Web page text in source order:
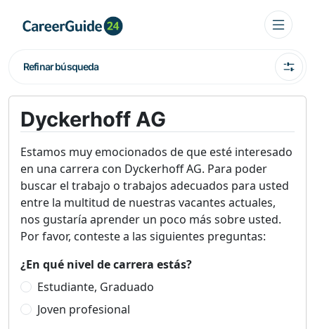
Refinar búsqueda
Dyckerhoff AG
Estamos muy emocionados de que esté interesado
en una carrera con Dyckerhoff AG. Para poder
buscar el trabajo o trabajos adecuados para usted
entre la multitud de nuestras vacantes actuales,
nos gustaría aprender un poco más sobre usted.
Por favor, conteste a las siguientes preguntas:
¿En qué nivel de carrera estás?
Estudiante, Graduado
Joven profesional